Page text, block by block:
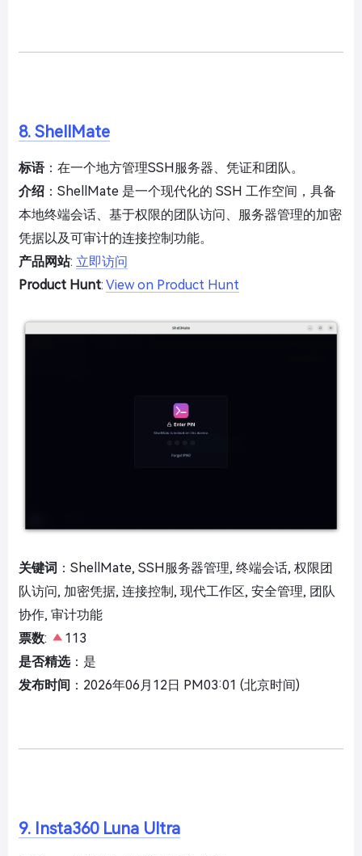
8. ShellMate
标语：在一个地方管理SSH服务器、凭证和团队。
介绍 ：ShellMate 是一个现代化的 SSH 工作空间，具备
本地终端会话、基于权限的团队访问、服务器管理的加密
凭据以及可审计的连接控制功能。
产品网站: 立即访问
Product Hunt: View on Product Hunt
关键词 ：ShellMate, SSH服务器管理, 终端会话, 权限团
队访问, 加密凭据, 连接控制, 现代工作区, 安全管理, 团队
协作, 审计功能
票数:
113
是否精选：是
发布时间 ：2026年06月12日 PM03:01 (北京时间)
9. Insta360 Luna Ultra